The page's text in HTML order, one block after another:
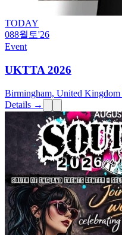
TODAY
088월 토'26
Event
UKTTA 2026
Birmingham, United
Details →